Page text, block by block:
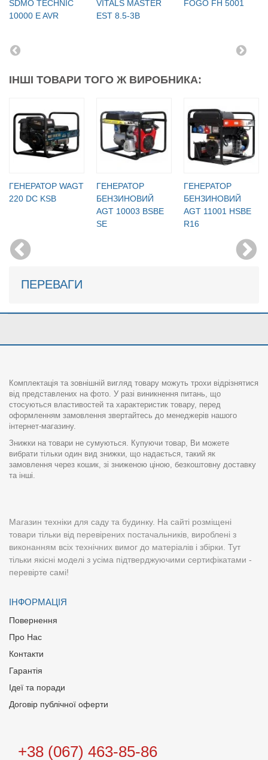
SDMO TECHNIC
10000 E AVR
VITALS MASTER
EST 8.5-3B
FOGO FH 5001
ІНШІ ТОВАРИ ТОГО Ж ВИРОБНИКА:
ГЕНЕРАТОР WAGT
220 DC KSB
ГЕНЕРАТОР
БЕНЗИНОВИЙ
AGT 10003 BSBE
SE
ГЕНЕРАТОР
БЕНЗИНОВИЙ
AGT 11001 HSBE
R16
ПЕРЕВАГИ
Комплектація та зовнішній вигляд товару можуть трохи відрізнятися
від представлених на фото. У разі виникнення питань, що
стосуються властивостей та характеристик товару, перед
оформленням замовлення звертайтесь до менеджерів нашого
інтернет-магазину.
Знижки на товари не сумуються. Купуючи товар, Ви можете
вибрати тільки один вид знижки, що надається, такий як
замовлення через кошик, зі зниженою ціною, безкоштовну доставку
та інші.
Магазин техніки для саду та будинку. На сайті розміщені
товари тільки від перевірених постачальників, вироблені з
виконанням всіх технічних вимог до матеріалів і збірки. Тут
тільки якісні моделі з усіма підтверджуючими сертифікатами -
перевірте самі!
ІНФОРМАЦІЯ
Повернення
Про Нас
Контакти
Гарантія
Ідеї та поради
Договір публічної оферти
+38 (067) 463-85-86